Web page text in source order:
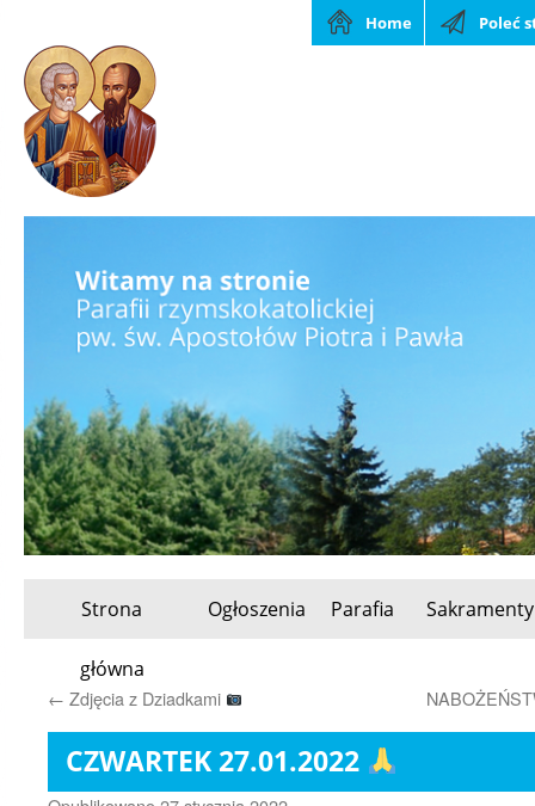
Poleć
Home
Przeskocz
treści
Strona
główna
Ogłoszenia Parafia Sakramenty
← Zdjęcia z Dziadkami
CZWARTEK 27.01.2022